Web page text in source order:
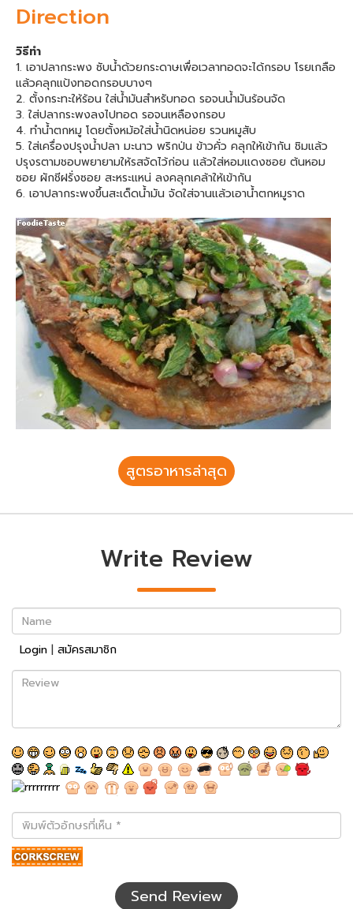
Direction
วิธีทำ
1. เอาปลากระพง ซับน้ำด้วยกระดาษเพื่อเวลาทอดจะได้กรอบ โรยเกลือ
แล้วคลุกแป้งทอดกรอบบางๆ
2. ตั้งกระทะให้ร้อน ใส่น้ำมันสำหรับทอด รอจนน้ำมันร้อนจัด
3. ใส่ปลากระพงลงไปทอด รอจนเหลืองกรอบ
4. ทำน้ำตกหมู โดยตั้งหม้อใส่น้ำนิดหน่อย รวนหมูสับ
5. ใส่เครื่องปรุงน้ำปลา มะนาว พริกป่น ข้าวคั่ว คลุกให้เข้ากัน ชิมแล้ว
ปรุงรตามชอบพยายามให้รสจัดไว้ก่อน แล้วใส่หอมแดงซอย ต้นหอม
ซอย ผักชีฝรั่งซอย สะหระแหน่ ลงคลุกเคล้าให้เข้ากัน
6. เอาปลากระพงขึ้นสะเด็ดน้ำมัน จัดใส่จานแล้วเอาน้ำตกหมูราด
สูตรอาหารล่าสุด
Write Review
Name
Login | สมัครสมาชิก
Review
พิมพ์
ตัว
อักษร
ที่
Send Review